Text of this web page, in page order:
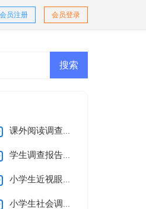
会员登录
会员注册
课外阅读调查报告
学生调查报告集合15篇
小学生近视眼调查报告10篇
小学生社会调查报告